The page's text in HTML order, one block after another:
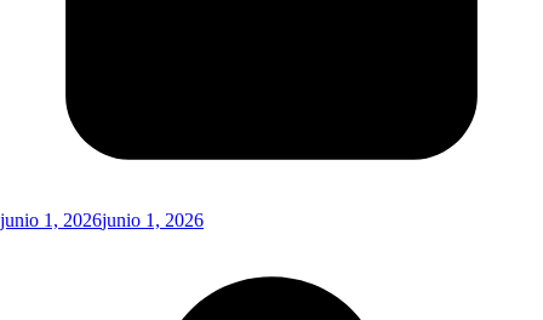
junio 1, 2026junio 1, 2026